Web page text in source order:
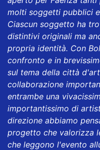
molti soggetti pubblici
Ciascun soggetto ha
distintivi originali ma
propria identità. Con
confronto e in
sul tema della città
collaborazione
entrambe una
importantissimo di
direzione abbiamo
progetto che valorizza
che leggono l'evento